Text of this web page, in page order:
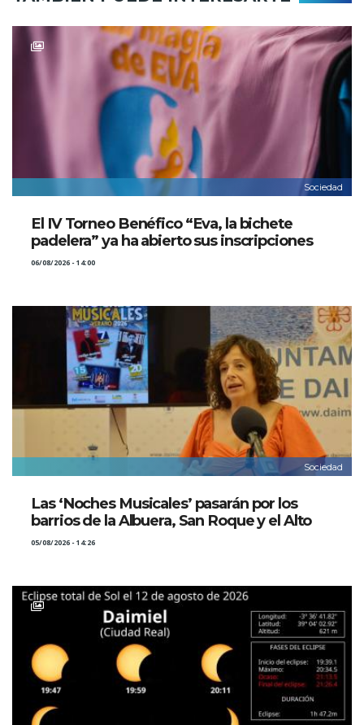
Sociedad
El IV Torneo Benéfico “Eva, la bichete
padelera” ya ha abierto sus inscripciones
06/08/2026 - 14:00
Sociedad
Las ‘Noches Musicales’ pasarán por los
barrios de la Albuera, San Roque y el Alto
05/08/2026 - 14:26